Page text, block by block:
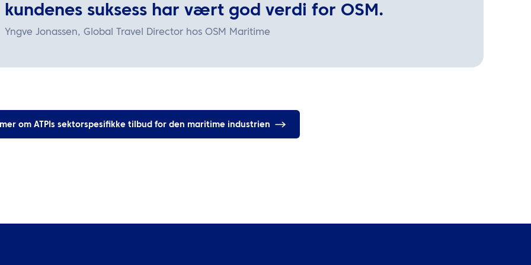
kundenes suksess har vært god verdi for OSM.
Yngve Jonassen, Global Travel Director hos OSM Maritime
om ATPIs sektorspesifikke tilbud for den maritime industrien